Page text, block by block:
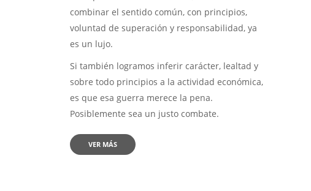
combinar el sentido común, con principios,
voluntad de superación y responsabilidad, ya
es un lujo.
Si también logramos inferir carácter, lealtad y
sobre todo principios a la actividad económica,
es que esa guerra merece la pena.
Posiblemente sea un justo combate.
VER MÁS